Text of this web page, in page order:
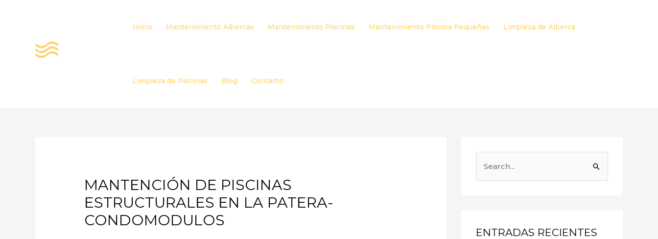
Inicio Mantenimiento Albercas Mantenimiento Piscinas Mantenimiento Piscina Pequeñas Limpieza de Alberca
Limpieza de Piscinas Blog Contacto
MANTENCIÓN DE PISCINAS
ESTRUCTURALES EN LA PATERA-
CONDOMODULOS
rENTRADAS RECIENTES